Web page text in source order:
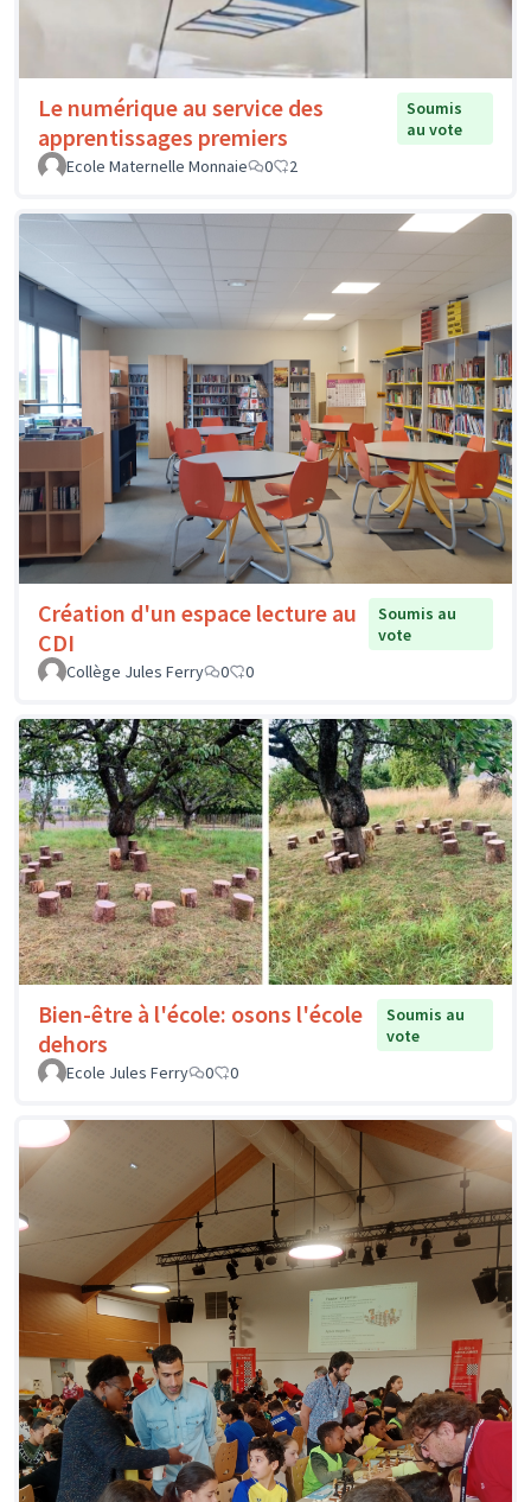
Le numérique au service des
apprentissages premiers
Soumis
au vote
Ecole Maternelle Monnaie
0 2
Création d'un espace lecture au
CDI
Soumis au
vote
Collège Jules Ferry
0 0
Bien-être à l'école: osons l'école
dehors
Soumis au
vote
Ecole Jules Ferry
0 0